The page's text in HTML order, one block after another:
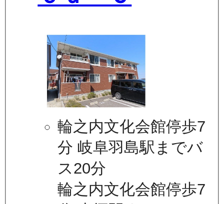
輪之内文化会館停歩7
分 岐阜羽島駅までバ
ス20分
輪之内文化会館停歩7